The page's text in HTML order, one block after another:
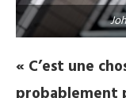
« C’est une